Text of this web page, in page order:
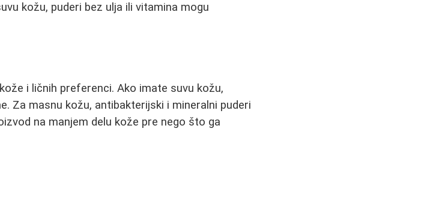
kožu, puderi bez ulja ili vitamina mogu
i ličnih preferenci. Ako imate suvu kožu,
Za masnu kožu, antibakterijski i mineralni puderi
na manjem delu kože pre nego što ga